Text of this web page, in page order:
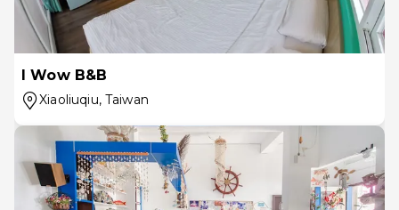
I Wow B&B
Xiaoliuqiu, Taiwan